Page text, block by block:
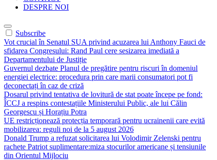
DESPRE NOI
Subscribe
Vot crucial în Senatul SUA privind acuzarea lui Anthony Fauci de
sfidarea Congresului: Rand Paul cere sesizarea imediată a
Departamentului de Justiție
Guvernul dezbate Planul de pregătire pentru riscuri în domeniul
energiei electrice: procedura prin care marii consumatori pot fi
deconectați în caz de criză
Dosarul privind tentativa de lovitură de stat poate începe pe fond:
ÎCCJ a respins contestațiile Ministerului Public, ale lui Călin
Georgescu și Horațiu Potra
UE restricționează protecția temporară pentru ucrainenii care evită
mobilizarea: reguli noi de la 5 august 2026
Donald Trump a refuzat solicitarea lui Volodimir Zelenski pentru
rachete Patriot suplimentare:miza stocurilor americane și tensiunile
din Orientul Mijlociu